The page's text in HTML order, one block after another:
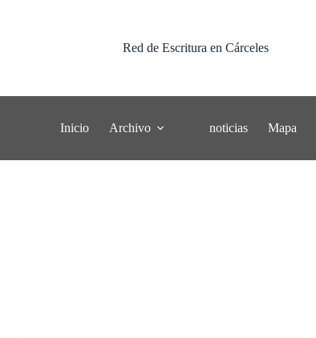
Red de Escritura en Cárceles
Inicio Archivo noticias Mapa